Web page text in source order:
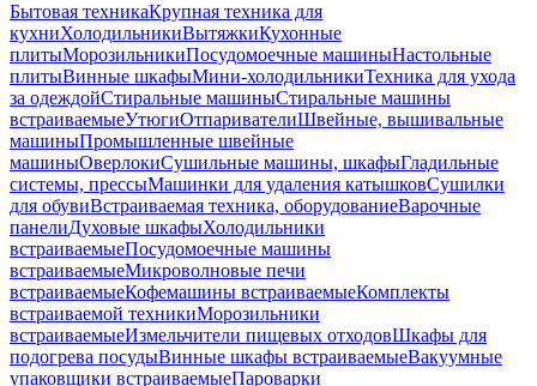
Бытовая техникаКрупная техника для
кухниХолодильникиВытяжкиКухонные
плитыМорозильникиПосудомоечные машиныНастольные
плитыВинные шкафыМини-холодильникиТехника для ухода
за одеждойСтиральные машиныСтиральные машины
встраиваемыеУтюгиОтпаривателиШвейные, вышивальные
машиныПромышленные швейные
машиныОверлокиСушильные машины, шкафыГладильные
системы, прессыМашинки для удаления катышковСушилки
для обувиВстраиваемая техника, оборудованиеВарочные
панелиДуховые шкафыХолодильники
встраиваемыеПосудомоечные машины
встраиваемыеМикроволновые печи
встраиваемыеКофемашины встраиваемыеКомплекты
встраиваемой техникиМорозильники
встраиваемыеИзмельчители пищевых отходовШкафы для
подогрева посудыВинные шкафы встраиваемыеВакуумные
упаковщики встраиваемыеПароварки